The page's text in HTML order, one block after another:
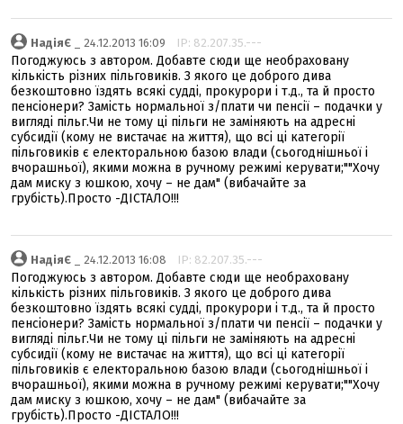
НадіяЄ _ 24.12.2013 16:09 IP: 82.207.35.---
Погоджуюсь з автором. Добавте сюди ще необраховану
кількість різних пільговиків. З якого це доброго дива
безкоштовно їздять всякі судді, прокурори і т.д., та й просто
пенсіонери? Замість нормальної з/плати чи пенсії – подачки у
вигляді пільг.Чи не тому ці пільги не заміняють на адресні
субсидії (кому не вистачає на життя), що всі ці категорії
пільговиків є електоральною базою влади (сьогоднішньої і
вчорашньої), якими можна в ручному режимі керувати;""Хочу
дам миску з юшкою, хочу – не дам" (вибачайте за
грубість).Просто -ДІСТАЛО!!!
НадіяЄ _ 24.12.2013 16:08 IP: 82.207.35.---
Погоджуюсь з автором. Добавте сюди ще необраховану
кількість різних пільговиків. З якого це доброго дива
безкоштовно їздять всякі судді, прокурори і т.д., та й просто
пенсіонери? Замість нормальної з/плати чи пенсії – подачки у
вигляді пільг.Чи не тому ці пільги не заміняють на адресні
субсидії (кому не вистачає на життя), що всі ці категорії
пільговиків є електоральною базою влади (сьогоднішньої і
вчорашньої), якими можна в ручному режимі керувати;""Хочу
дам миску з юшкою, хочу – не дам" (вибачайте за
грубість).Просто -ДІСТАЛО!!!